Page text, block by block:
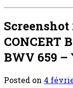
Screenshot
CONCERT
BWV 659 –
Posted on 4